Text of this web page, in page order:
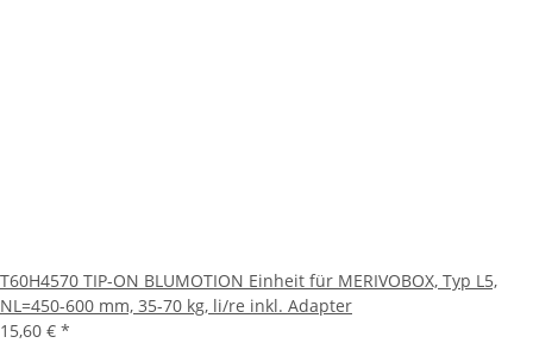
T60H4570 TIP-ON BLUMOTION Einheit für MERIVOBOX, Typ L5,
NL=450-600 mm, 35-70 kg, li/re inkl. Adapter
15,60 € *